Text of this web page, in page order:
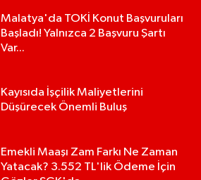
Malatya'da TOKİ Konut Başvuruları
Başladı! Yalnızca 2 Başvuru Şartı
Var...
Kayısıda İşçilik Maliyetlerini
Düşürecek Önemli Buluş
Emekli Maaşı Zam Farkı Ne Zaman
Yatacak? 3.552 TL'lik Ödeme İçin